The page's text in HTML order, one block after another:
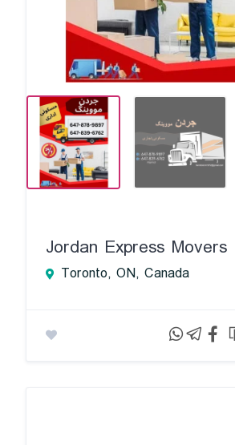
Jordan Express Movers
Toronto, ON, Canada